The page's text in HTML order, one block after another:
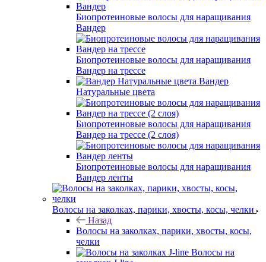
Биопротеиновые волосы для наращивания
Вандер
Биопротеиновые волосы для наращивания
Вандер на трессе
Вандер
Натуральные цвета
Биопротеиновые волосы для наращивания
Вандер на трессе (2 слоя)
Биопротеиновые волосы для наращивания
Вандер ленты
Волосы на заколках, парики, хвосты, косы, челки
Назад
Волосы на заколках, парики, хвосты, косы,
челки
Волосы на